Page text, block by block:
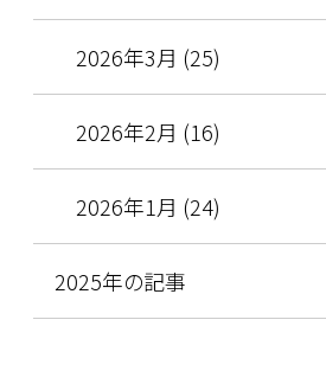
2026年3月 (25)
2026年2月 (16)
2026年1月 (24)
2025年の記事